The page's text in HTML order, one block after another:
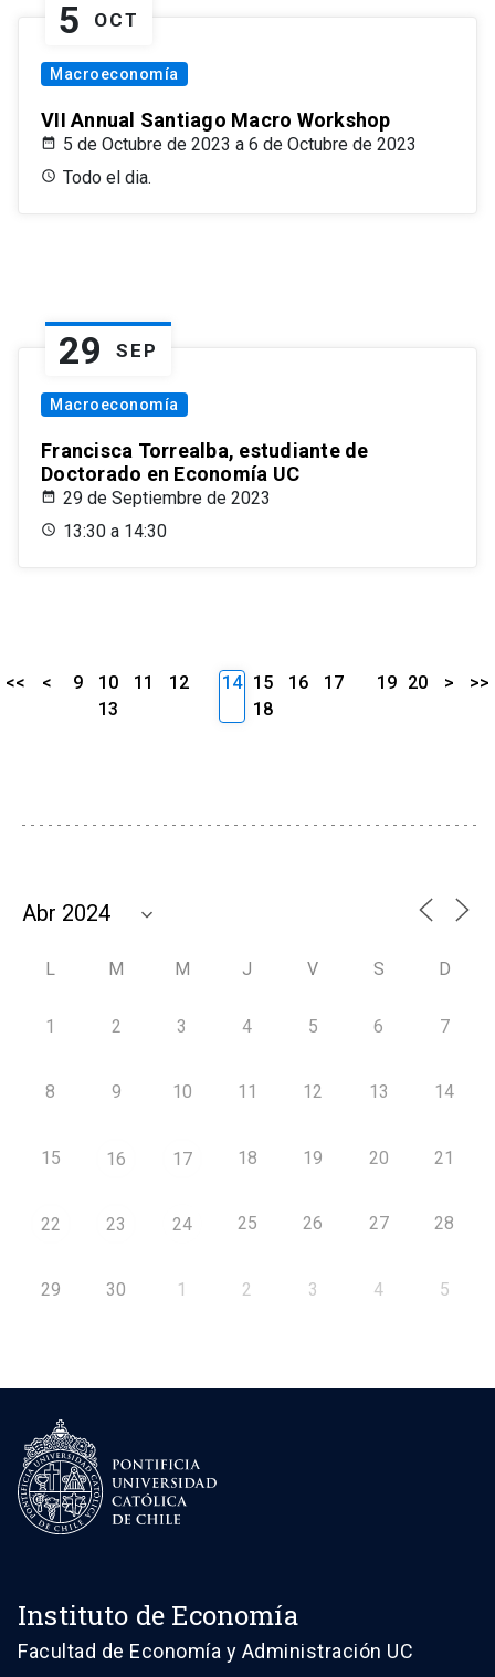
5 OCT
Macroeconomía
VII Annual Santiago Macro Workshop
5 de Octubre de 2023 a 6 de Octubre de 2023
Todo el dia.
29 SEP
Macroeconomía
Francisca Torrealba, estudiante de
Doctorado en Economía UC
29 de Septiembre de 2023
13:30 a 14:30
<< < 9 10 11
12
13
14 15 16
17
18
19 20 > >>
L M M J V S D
1 2 3 4 5 6 7
8 9 10 11 12 13 14
15 16 17 18 19 20 21
22 23 24 25 26 27 28
29 30 1 2 3 4 5
Instituto de Economía
Facultad de Economía y Administración UC